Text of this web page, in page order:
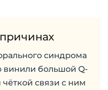
синдрома
винили большой Q-
чёткой связи с ним